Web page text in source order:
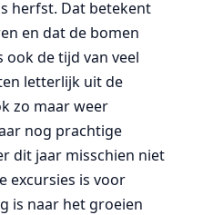
herfst. Dat betekent
en dat de bomen
ook de tijd van veel
letterlijk uit de
zo maar weer
nog prachtige
dit jaar misschien niet
excursies is voor
is naar het groeien